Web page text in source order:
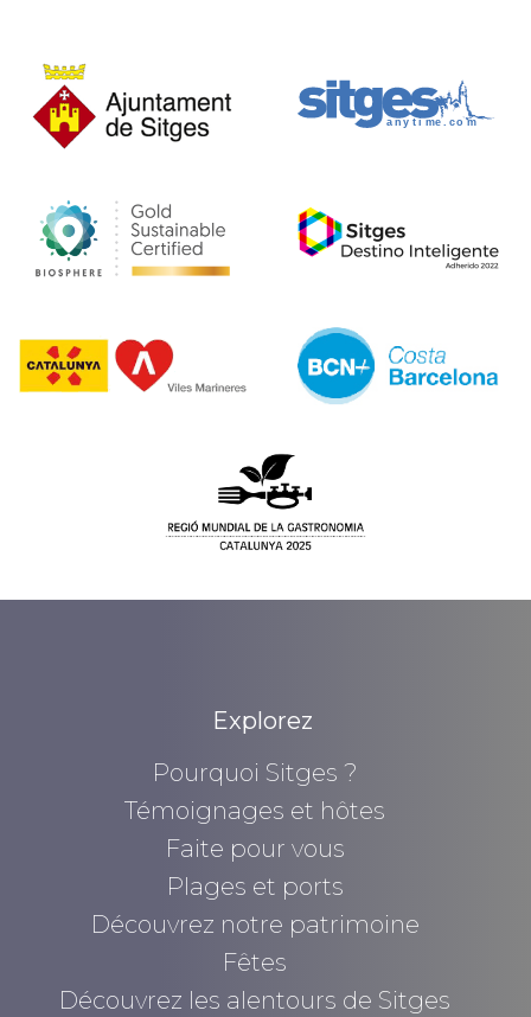
Explorez
Pourquoi Sitges ?
Témoignages et hôtes
Faite pour vous
Plages et ports
Découvrez notre patrimoine
Fêtes
Découvrez les alentours de Sitges